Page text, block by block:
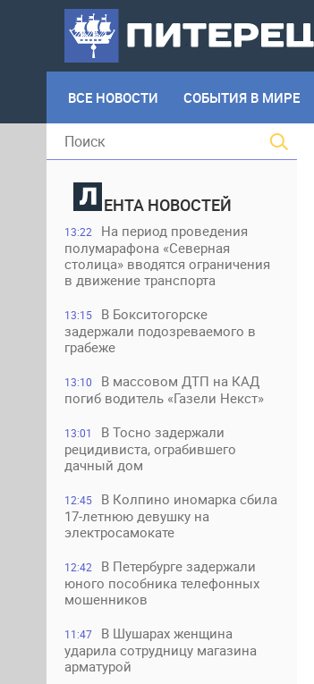
ВСЕ НОВОСТИ СОБЫТИЯ В МИРЕ
ЕНТА НОВОСТЕЙ
13:22
На период проведения
полумарафона «Северная
столица» вводятся ограничения
в движение транспорта
13:15
В Бокситогорске
задержали подозреваемого в
грабеже
13:10
В массовом ДТП на КАД
погиб водитель «Газели Некст»
13:01
В Тосно задержали
рецидивиста, ограбившего
дачный дом
12:45
В Колпино иномарка сбила
17-летнюю девушку на
электросамокате
12:42
В Петербурге задержали
юного пособника телефонных
мошенников
11:47
В Шушарах женщина
ударила сотрудницу магазина
арматурой